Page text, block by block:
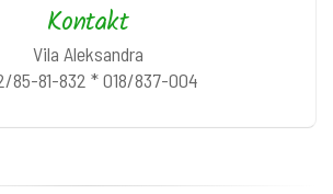
Kontakt
Vila Aleksandra
85-81-832 * 018/837-004